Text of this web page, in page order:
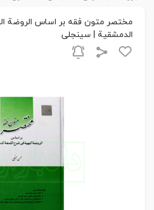
مختصر متون فقه بر اساس الروضة
الدمشقیة | سینجلی